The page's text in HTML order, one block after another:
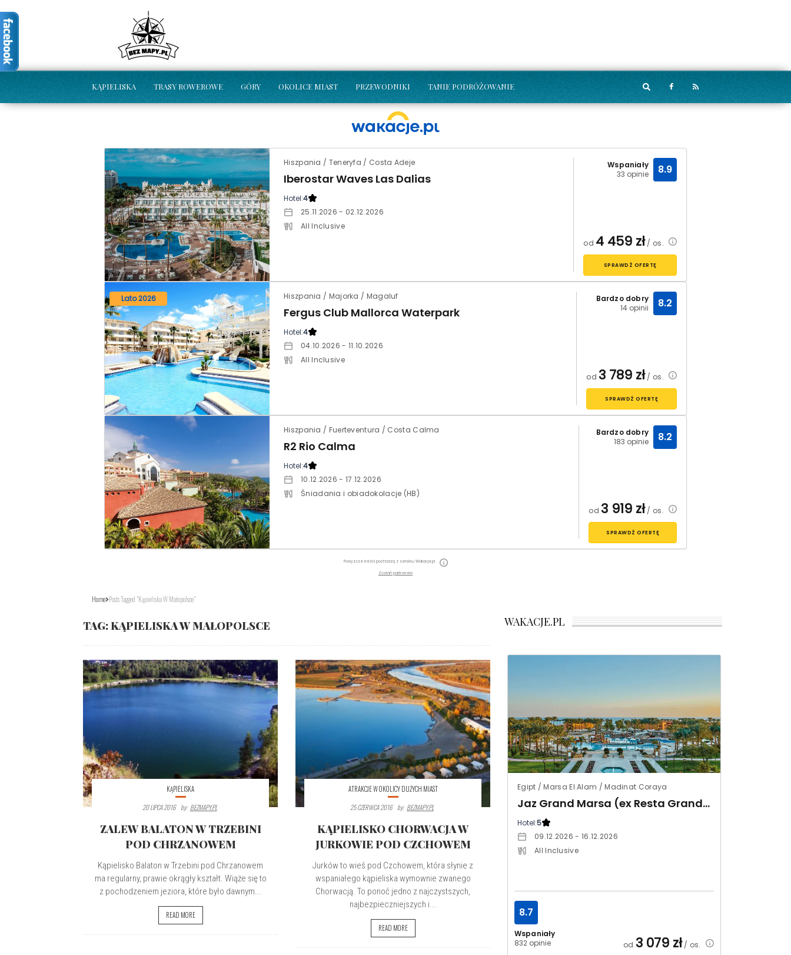
KĄPIELISKA TRASY ROWEROWE GÓRY OKOLICE MIAST PRZEWODNIKI TANIE PODRÓŻOWANIE
Hiszpania / Teneryfa / Costa Adeje
Iberostar Waves Las Dalias
Hotel:4
25.11.2026 - 02.12.2026
All Inclusive
Wspaniały
33 opinie
8.9
od 4 459 zł/ os.
SPRAWDŹ OFERTĘ
Lato 2026 Hiszpania / Majorka / Magaluf
Fergus Club Mallorca Waterpark
Hotel:4
04.10.2026 - 11.10.2026
All Inclusive
Bardzo dobry
14 opinii
8.2
od 3 789 zł/ os.
SPRAWDŹ OFERTĘ
Hiszpania / Fuerteventura / Costa Calma
R2 Rio Calma
Hotel:4
10.12.2026 - 17.12.2026
Śniadania i obiadokolacje (HB)
Bardzo dobry
183 opinie
8.2
od 3 919 zł/ os.
SPRAWDŹ OFERTĘ
Powyższe treści pochodzą z serwisu Wakacje.pl
Zostań partnerem
Home Posts Tagged "kąpieliska W Małopolsce"
TAG: KĄPIELISKA W MAŁOPOLSCE
KĄPIELISKA
20 LIPCA 2016 By: BEZMAPY.PL
ZALEW BALATON W TRZEBINI
POD CHRZANOWEM
Kąpielisko Balaton w Trzebini pod Chrzanowem
ma regularny, prawie okrągły kształt. Wiąże się to
z pochodzeniem jeziora, które było dawnym...
READ MORE
ATRAKCJE W OKOLICY DUŻYCH MIAST
25 CZERWCA 2016 By: BEZMAPY.PL
KĄPIELISKO CHORWACJA W
JURKOWIE POD CZCHOWEM
Jurków to wieś pod Czchowem, która słynie z
wspaniałego kąpieliska wymownie zwanego
Chorwacją. To ponoć jedno z najczystszych,
najbezpieczniejszych i...
READ MORE
WAKACJE.PL
Egipt / Marsa El Alam / Madinat Coraya
Jaz Grand Marsa (ex Resta Grand Resort)
Hotel:5
09.12.2026 - 16.12.2026
All Inclusive
Wspaniały
832 opinie
8.7
od 3 079 zł/ os.